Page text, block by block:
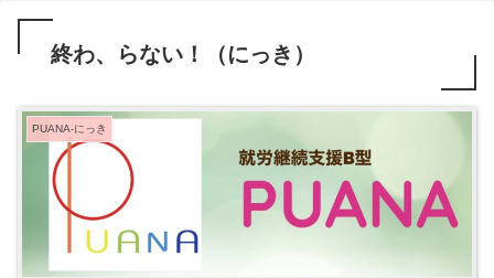
終わ、らない！（にっき）
PUANA-にっき